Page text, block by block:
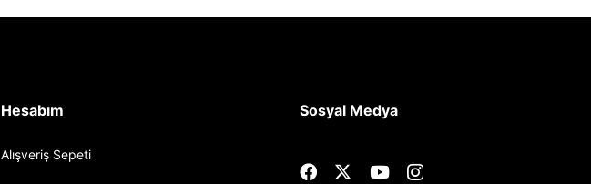
Hesabım
Alışveriş Sepeti
Sosyal Medya